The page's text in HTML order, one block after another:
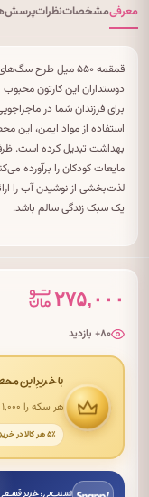
معرفیمشخصاتنظرات
قمقمه ۵۵۰ میل
دوستداران این کارتون
برای فرزندان شما در
استفاده از مواد ایمن، این
مایعات کودکان را برآورده
لذت‌بخشی از نوشیدن آب را
یک سبک زندگی سالم باشد.
۲۷۵,۰۰۰
۸۰+ بازدید
با خریدِ این
هر سکه را ۱٬۰۰۰
۵٪ هر کالا در خریدِ نقدی
اسنپ‌پی: خرید